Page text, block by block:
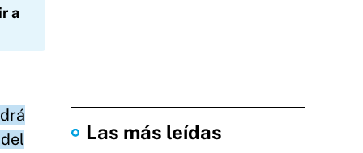
a
Las más leídas